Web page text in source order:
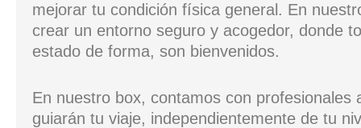
mejorar tu condición física general. En
crear un entorno seguro y acogedor, donde
estado de forma, son bienvenidos.
En nuestro box, contamos con profesionales
guiarán tu viaje, independientemente de tu